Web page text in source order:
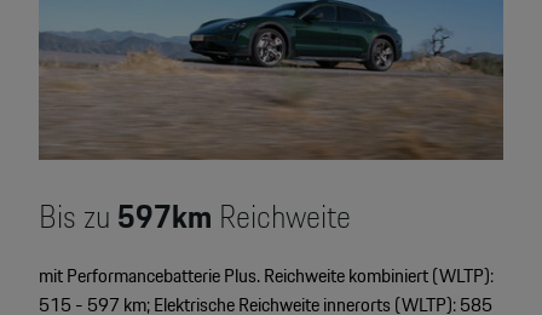
Bis zu597km Reichweite
mit Performancebatterie Plus. Reichweite kombiniert (WLTP):
515 - 597 km; Elektrische Reichweite innerorts (WLTP): 585